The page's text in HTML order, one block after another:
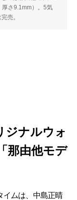
さ9.1mm）。5気
売。
ジナルウォ
那由他モデ
ムは、中島正晴